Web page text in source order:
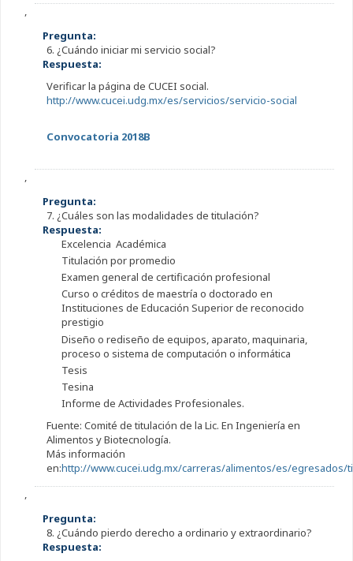
,
Pregunta:
6. ¿Cuándo iniciar mi servicio social?
Respuesta:
Verificar la página de CUCEI social.
http://www.cucei.udg.mx/es/servicios/servicio-social
Convocatoria 2018B
,
Pregunta:
7. ¿Cuáles son las modalidades de titulación?
Respuesta:
Excelencia Académica
Titulación por promedio
Examen general de certificación profesional
Curso o créditos de maestría o doctorado en
Instituciones de Educación Superior de reconocido
prestigio
Diseño o rediseño de equipos, aparato, maquinaria,
proceso o sistema de computación o informática
Tesis
Tesina
Informe de Actividades Profesionales.
Fuente: Comité de titulación de la Lic. En Ingeniería en
Alimentos y Biotecnología.
Más información
en:http://www.cucei.udg.mx/carreras/alimentos/es/egresados/
,
Pregunta:
8. ¿Cuándo pierdo derecho a ordinario y extraordinario?
Respuesta: